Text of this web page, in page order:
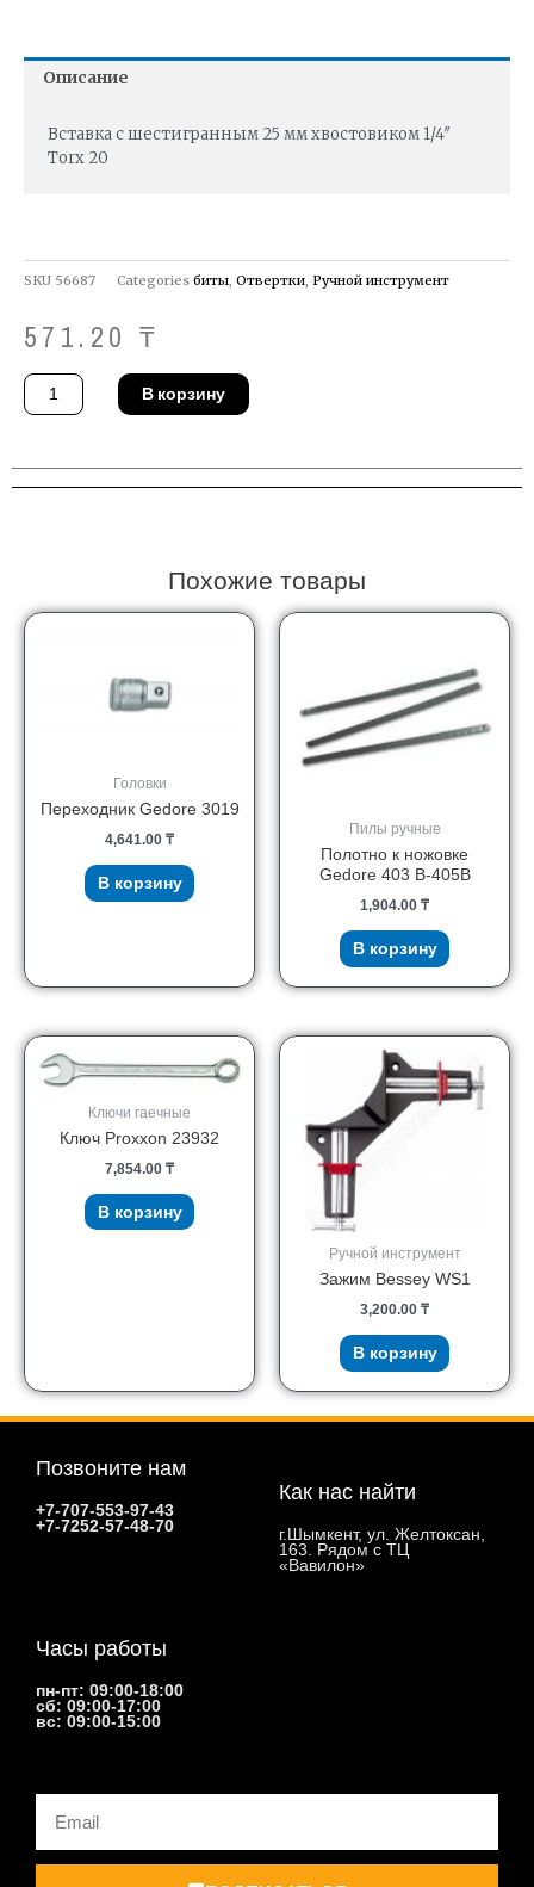
Описание
Вставка с шестигранным 25 мм хвостовиком 1/4″
Torx 20
SKU 56687 Categories биты, Отвертки, Ручной инструмент
571.20 ₸
Количество
товара
Бита
842
В корзину
Похожие товары
Головки
Переходник Gedore 3019
4,641.00 ₸
В корзину
Пилы ручные
Полотно к ножовке
Gedore 403 B-405B
1,904.00 ₸
В корзину
Ключи гаечные
Ключ Proxxon 23932
7,854.00 ₸
В корзину
Ручной инструмент
Зажим Bessey WS1
3,200.00 ₸
В корзину
Позвоните нам
+7-707-553-97-43
+7-7252-57-48-70
Как нас найти
г.Шымкент, ул. Желтоксан,
163. Рядом с ТЦ
«Вавилон»
Часы работы
пн-пт: 09:00-18:00
сб: 09:00-17:00
вс: 09:00-15:00
Email